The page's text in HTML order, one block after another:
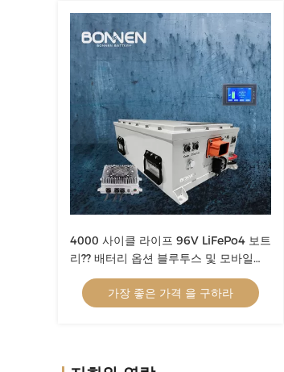
4000 사이클 라이프 96V LiFePo4 보트
리?? 배터리 옵션 블루투스 및 모바일
APP
가장 좋은 가격 을 구하라